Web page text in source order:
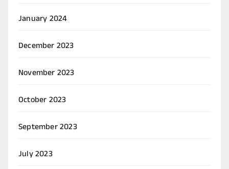
January 2024
December 2023
November 2023
October 2023
September 2023
July 2023